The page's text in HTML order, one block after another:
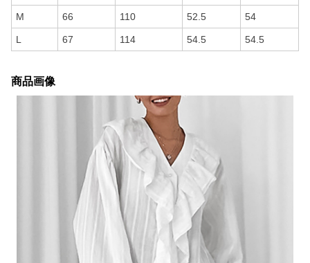
M 66 110 52.5 54
L 67 114 54.5 54.5
商品画像